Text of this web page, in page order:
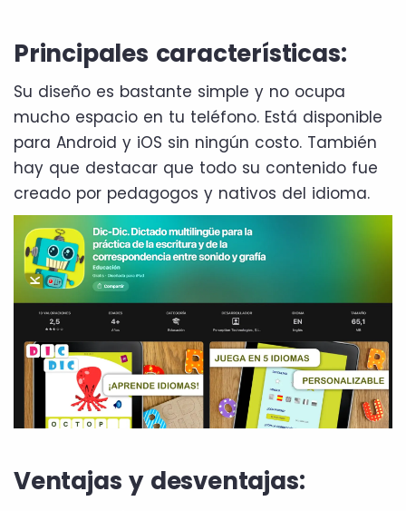
Principales características:
Su diseño es bastante simple y no ocupa
mucho espacio en tu teléfono. Está disponible
para Android y iOS sin ningún costo. También
hay que destacar que todo su contenido fue
creado por pedagogos y nativos del idioma.
Ventajas y desventajas: